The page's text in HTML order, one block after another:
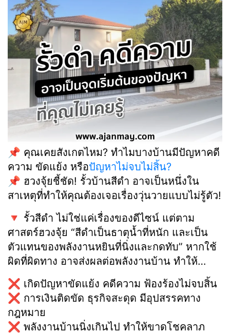
📌 คุณเคยสังเกตไหม? ทำไมบางบ้านมีปัญหาคดี
ความ ขัดแย้ง หรือปัญหาไม่จบไม่สิ้น?
📌 ฮวงจุ้ยชี้ชัด! รั้วบ้านสีดำ อาจเป็นหนึ่งใน
สาเหตุที่ทำให้คุณต้องเจอเรื่องวุ่นวายแบบไม่รู้ตัว!
🔻 รั้วสีดำ ไม่ใช่แค่เรื่องของดีไซน์ แต่ตาม
ศาสตร์ฮวงจุ้ย “สีดำเป็นธาตุน้ำที่หนัก และเป็น
ตัวแทนของพลังงานหยินที่นิ่งและกดทับ” หากใช้
ผิดที่ผิดทาง อาจส่งผลต่อพลังงานบ้าน ทำให้…
❌ เกิดปัญหาขัดแย้ง คดีความ ฟ้องร้องไม่จบสิ้น
❌ การเงินติดขัด ธุรกิจสะดุด มีอุปสรรคทาง
กฎหมาย
❌ พลังงานบ้านนิ่งเกินไป ทำให้ขาดโชคลาภ